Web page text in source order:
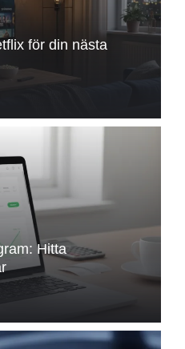
för din nästa
Hitta